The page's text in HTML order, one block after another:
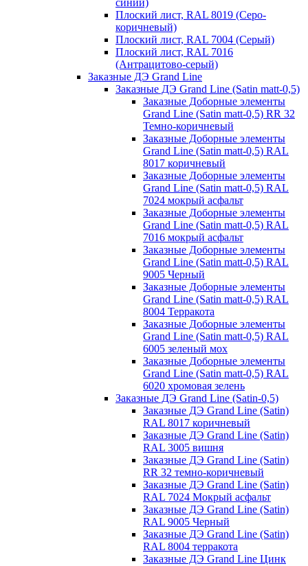
Плоский лист, RAL 8019 (Серо-
коричневый)
Плоский лист, RAL 7004 (Серый)
Плоский лист, RAL 7016
(Антрацитово-серый)
Заказные ДЭ Grand Line
Заказные ДЭ Grand Line (Satin matt-0,5)
Заказные Доборные элементы
Grand Line (Satin matt-0,5) RR 32
Темно-коричневый
Заказные Доборные элементы
Grand Line (Satin matt-0,5) RAL
8017 коричневый
Заказные Доборные элементы
Grand Line (Satin matt-0,5) RAL
7024 мокрый асфальт
Заказные Доборные элементы
Grand Line (Satin matt-0,5) RAL
7016 мокрый асфальт
Заказные Доборные элементы
Grand Line (Satin matt-0,5) RAL
9005 Черный
Заказные Доборные элементы
Grand Line (Satin matt-0,5) RAL
8004 Терракота
Заказные Доборные элементы
Grand Line (Satin matt-0,5) RAL
6005 зеленый мох
Заказные Доборные элементы
Grand Line (Satin matt-0,5) RAL
6020 хромовая зелень
Заказные ДЭ Grand Line (Satin-0,5)
Заказные ДЭ Grand Line (Satin)
RAL 8017 коричневый
Заказные ДЭ Grand Line (Satin)
RAL 3005 вишня
Заказные ДЭ Grand Line (Satin)
RR 32 темно-коричневый
Заказные ДЭ Grand Line (Satin)
RAL 7024 Мокрый асфальт
Заказные ДЭ Grand Line (Satin)
RAL 9005 Черный
Заказные ДЭ Grand Line (Satin)
RAL 8004 терракота
Заказные ДЭ Grand Line Цинк